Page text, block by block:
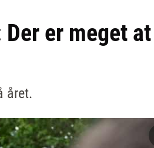
er meget at
året.